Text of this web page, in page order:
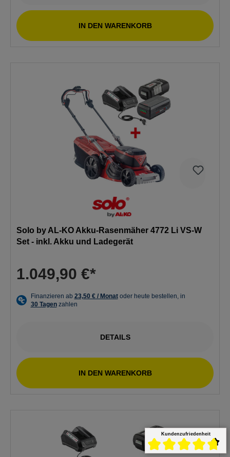
IN DEN WARENKORB
Solo by AL-KO Akku-Rasenmäher 4772 Li VS-W
Set - inkl. Akku und Ladegerät
1.049,90 €*
DETAILS
IN DEN WARENKORB
Kundenzufriedenheit
Durchschnittliche